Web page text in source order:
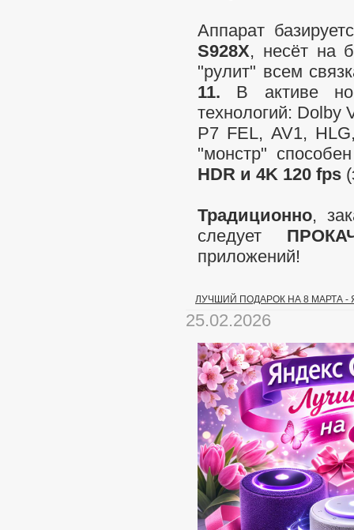
Аппарат
S928X, несёт на
"рулит" всем
11. В активе
технологий: Dolby
P7 FEL, AV1,
"монстр"
HDR и 4K 120 fps
Традиционно,
следует
приложений!
ЛУЧШИЙ ПОДАРОК НА 8 МАРТА -
25.02.2026